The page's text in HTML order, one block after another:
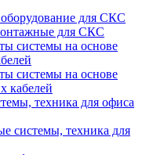
для СКС
для СКС
системы на основе
системы на основе
кабелей
техника для офиса
системы, техника для